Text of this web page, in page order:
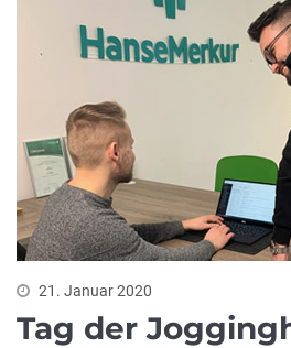
21. Januar 2020
Tag der